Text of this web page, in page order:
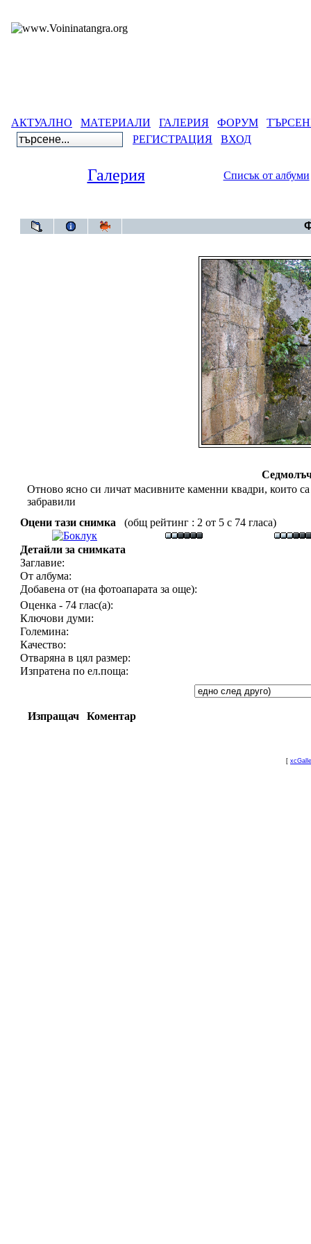
АКТУАЛНО МАТЕРИАЛИ ГАЛЕРИЯ ФОРУМ
РЕГИСТРАЦИЯ
ВХОД
Галерия Списък от албуми
Отново ясно си личат масивните каменни квадри, които
забравили
Оцени тази снимка
(общ рейтинг : 2 от 5 с 74 гласа)
Детайли за снимката
Заглавие:
От албума:
Добавена от (на фотоапарата за още):
Оценка - 74 глас(а):
Ключови думи:
Големина:
Качество:
Отваряна в цял размер:
Изпратена по ел.поща:
Изпращач Коментар
[